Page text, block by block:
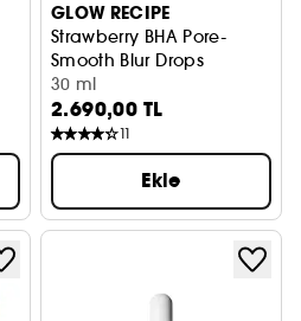
GLOW RECIPE
Strawberry BHA Pore-
Smooth Blur Drops
Gözenek Sıkılaştırıcı Serum
30 ml
2.690,00 TL
11
Ekle